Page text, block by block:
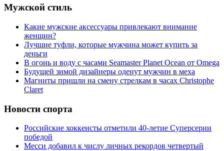
Мужской стиль
Какие мужские аксессуары привлекают внимание
женщин?
Лучшие туфли, которые мужчина может купить за
деньги
В огонь и воду с часами Seamaster Planet Ocean от Omega
Будущей зимой дизайнеры оденут мужчин в меха
Магниты пришли на смену стрелкам в часах Christophe
Claret
Новости спорта
Российские хоккеисты отметили 40-летие Суперсерии
победой
Месси добавил к числу личных рекордов четвертый